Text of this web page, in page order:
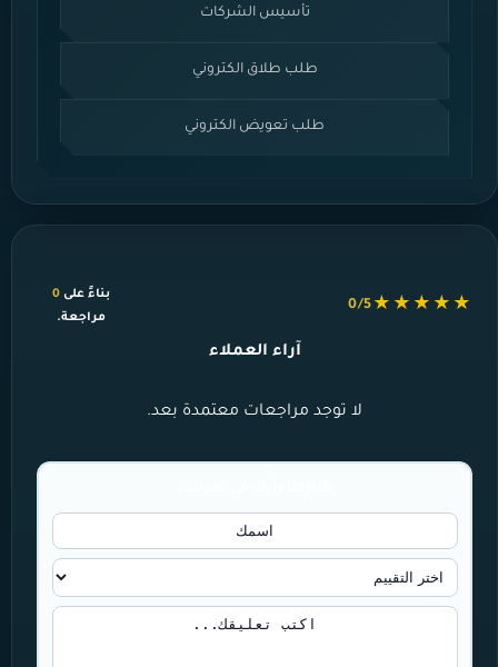
تأسيس الشركات
طلب طلاق الكتروني
طلب تعويض الكتروني
★★★★★
0/5
بناءً على 0
مراجعة.
آراء العملاء
لا توجد مراجعات معتمدة بعد.